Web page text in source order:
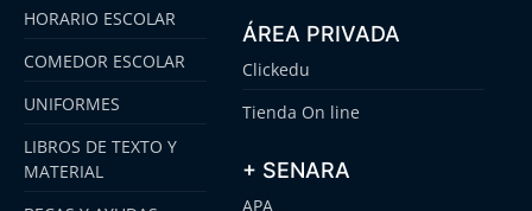
HORARIO ESCOLAR
COMEDOR ESCOLAR
UNIFORMES
LIBROS DE TEXTO Y
MATERIAL
ÁREA PRIVADA
Clickedu
Tienda On line
+ SENARA
APA